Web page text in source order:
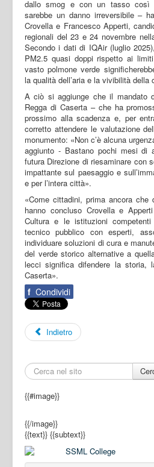
dallo smog e con un tasso così
sarebbe un danno irreversibile –
Crovella e Francesco Apperti,
regionali del 23 e 24 novembre
Secondo i dati di IQAir (luglio
PM2.5 quasi doppi rispetto ai
vasto polmone verde
la qualità dell’aria e la vivibilità della
A ciò si aggiunge che il mandato
Regga di Caserta – che ha
prossimo alla scadenza e, per
corretto attendere le valutazione
monumento: «Non c’è alcuna
aggiunto - Bastano pochi mesi di
futura Direzione di riesaminare con
impattante sul paesaggio e
e per l’intera città».
«Come cittadini, prima ancora che
hanno concluso Crovella e
Cultura e le istituzioni
tecnico pubblico con esperti,
individuare soluzioni di cura e
del verde storico alternative a
lecci significa difendere la
Caserta».
f Condividi
Indietro
{{#image}}
{{/image}}
{{text}} {{subtext}}